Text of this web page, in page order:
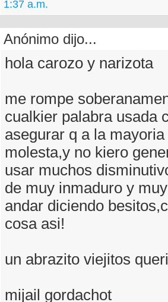
1:37 a.m.
Anónimo dijo...
hola carozo y narizota
me rompe
cualkier palabra usada
asegurar q a la
molesta,y no kiero
usar muchos
de muy inmaduro y
andar diciendo
cosa asi!
un abrazito viejitos
mijail gordachot